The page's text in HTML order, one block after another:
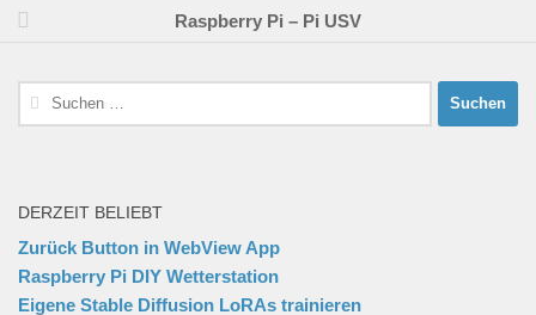
Raspberry Pi – Pi USV
Suchen
nach:
DERZEIT BELIEBT
Zurück Button in WebView App
Raspberry Pi DIY Wetterstation
Eigene Stable Diffusion LoRAs trainieren